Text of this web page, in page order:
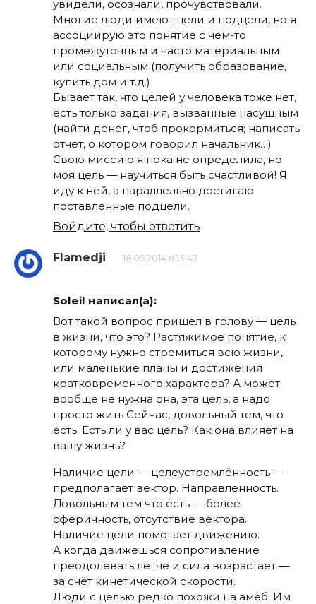
увидели, осознали, прочувствовали.
Многие люди имеют цели и подцели, но я
ассоциирую это понятие с чем-то
промежуточным и часто материальным
или социальным (получить образование,
купить дом и т.д.)
Бывает так, что целей у человека тоже нет,
есть только задания, вызванные насущным
(найти денег, чтоб прокормиться; написать
отчет, о котором говорил начальник…)
Свою миссию я пока не определила, но
моя цель — научиться быть счастливой! Я
иду к ней, а параллельно достигаю
поставленные подцели.
Войдите, чтобы ответить
Flamedji 16.05.2014 в 13:43
Soleil написал(а):
Вот такой вопрос пришел в голову — цель
в жизни, что это? Растяжимое понятие, к
которому нужно стремиться всю жизни,
или маленькие планы и достижения
кратковременного характера? А может
вообще не нужна она, эта цель, а надо
просто жить Сейчас, довольный тем, что
есть. Есть ли у вас цель? Как она влияет на
вашу жизнь?
Наличие цели — целеустремлённость —
предполагает вектор. Направленность.
Довольным тем что есть — более
сферичность, отсутствие вектора.
Наличие цели помогает движению.
А когда движешься сопротивление
преодолевать легче и сила возрастает —
за счёт кинетической скорости.
Люди с целью редко похожи на амёб. Им